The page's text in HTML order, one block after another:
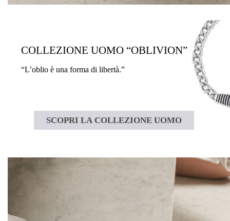
COLLEZIONE UOMO “OBLIVION”
“L’oblio è una forma di libertà.”
SCOPRI LA COLLEZIONE UOMO